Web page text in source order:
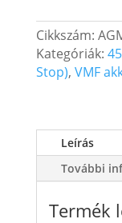
12V
45Ah
Bal+
Toyota
Prius
mennyiség
Cikkszám:
Kategóriák:
Stop), VMF
Leírás
További
Termék